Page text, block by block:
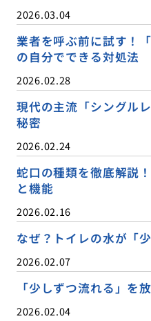
2026.03.04
業者を呼ぶ前に試す！
の自分でできる対処法
2026.02.28
現代の主流「シングル
秘密
2026.02.24
蛇口の種類を徹底解説
と機能
2026.02.16
なぜ？トイレの水が「
2026.02.07
「少しずつ流れる」を
2026.02.04